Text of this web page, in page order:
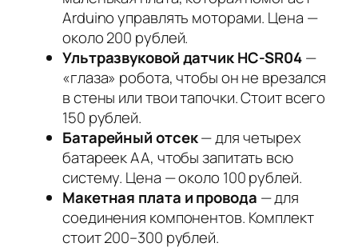
Arduino управлять моторами. Цена —
около 200 рублей.
Ультразвуковой датчик HC-SR04—
«глаза» робота, чтобы он не врезался
в стены или твои тапочки. Стоит всего
150 рублей.
Батарейный отсек— для четырех
батареек AA, чтобы запитать всю
систему. Цена — около 100 рублей.
Макетная плата и провода — для
соединения компонентов. Комплект
стоит 200–300 рублей.